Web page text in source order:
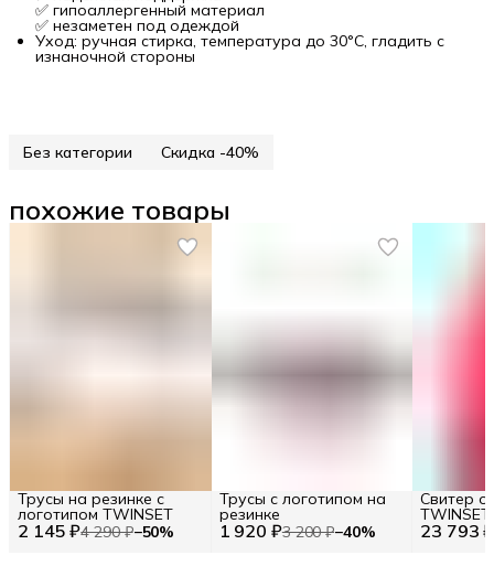
✅ гипоаллергенный материал
✅ незаметен под одеждой
Уход: ручная стирка, температура до 30°C, гладить с
изнаночной стороны
Без категории Скидка -40%
похожие товары
2 145 ₽4 290 ₽−50%
Трусы на резинке с
логотипом TWINSET
1 920 ₽3 200 ₽−40%
Трусы с логотипом на
резинке
23 793 ₽
Свитер
S